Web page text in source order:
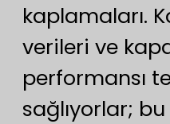
kaplamaları.
verileri ve
performansı
sağlıyorlar;